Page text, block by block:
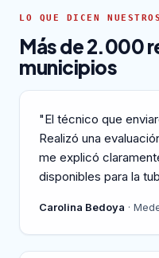
LO QUE DICEN
Más de 2.000
municipios
"El técnico que
Realizó una
me explicó
disponibles para la
Carolina Bedoya ·